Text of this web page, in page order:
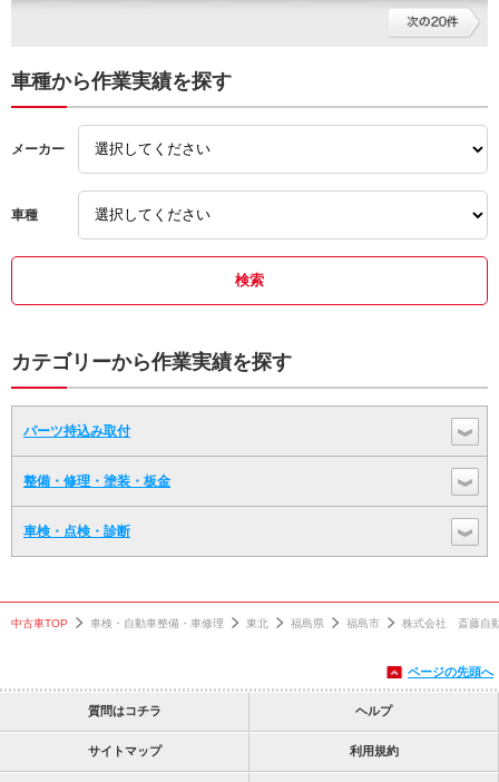
車種から作業実績を探す
メーカー
車種
カテゴリーから作業実績を探す
パーツ持込み取付
整備・修理・塗装・板金
車検・点検・診断
中古車TOP 車検・自動車整備・車修理 東北 福島県 福島市 株式会社 斎藤自
ページの先頭へ
質問はコチラ ヘルプ
サイトマップ 利用規約